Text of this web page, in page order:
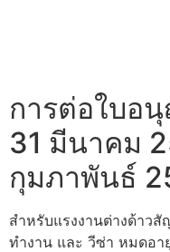
การต่อใบอ
31 มีนาคม
กุมภาพันธ์
สำหรับแรงงานต่างด้าว
ทำงาน และ วีซ่า หมดอ